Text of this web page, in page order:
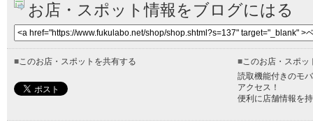
お店・スポット情報をブログにはる
■このお店・スポットを共有する ■このお店・スポッ
読取機能付きのモ
アクセス！
便利に店舗情報を